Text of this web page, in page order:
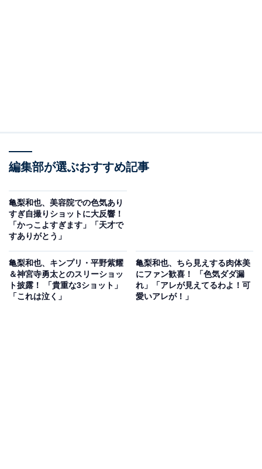
編集部が選ぶおすすめ記事
亀梨和也、美容院での色気あり
すぎ自撮りショットに大反響！
「かっこよすぎます」「天才で
すありがとう」
亀梨和也、キンプリ・平野紫耀
＆神宮寺勇太とのスリーショッ
ト披露！ 「貴重な3ショット」
「これは泣く」
亀梨和也、ちら見えする肉体美
にファン歓喜！ 「色気ダダ漏
れ」「アレが見えてるわよ！可
愛いアレが！」